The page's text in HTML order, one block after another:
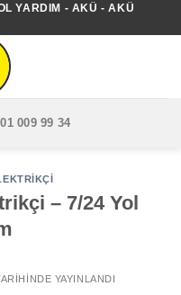
YARDIM - AKÜ - AKÜ
009 99 34
– 7/24 Yol
YAYINLANDI